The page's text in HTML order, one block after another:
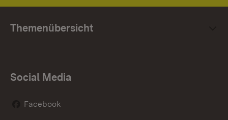
Themenübersicht
Social Media
Facebook